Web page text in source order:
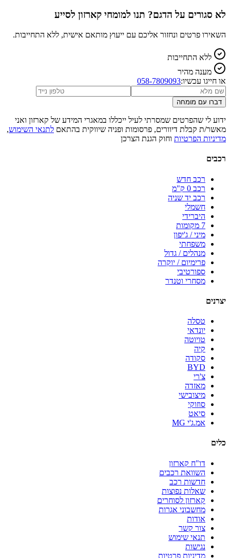
לא סגורים על הדגם? תנו למומחי קארזון לסייע
השאירו פרטים ונחזור אליכם עם ייעוץ מותאם אישית, ללא התחייבות.
ללא התחייבות
מענה מהיר
או חייגו עכשיו:058-7809093
דברו עם מומחה
ידוע לי שהפרטים שמסרתי לעיל ייכללו במאגרי המידע של קארזון ואני
מאשר/ת קבלת דיוורים, פרסומות ופניה שיווקית בהתאם לתנאי השימוש,
מדיניות הפרטיות וחוק הגנת הצרכן
רכבים
רכב חדש
רכב 0 ק"מ
רכב יד שניה
חשמלי
היברידי
7 מקומות
מיני / ג'יפון
משפחתי
מנהלים / גדול
פרימיום / יוקרה
ספורטיבי
מסחרי וטנדר
יצרנים
טסלה
יונדאי
טויוטה
קיה
סקודה
BYD
צ'רי
מאזדה
מיצובישי
סוזוקי
סיאט
אמ.ג'י MG
כלים
דו"ח קארזון
השוואת רכבים
חדשות רכב
שאלות נפוצות
קארזון לסוחרים
מחשבוני אגרות
אודות
צור קשר
תנאי שימוש
נגישות
מדיניות פרטיות